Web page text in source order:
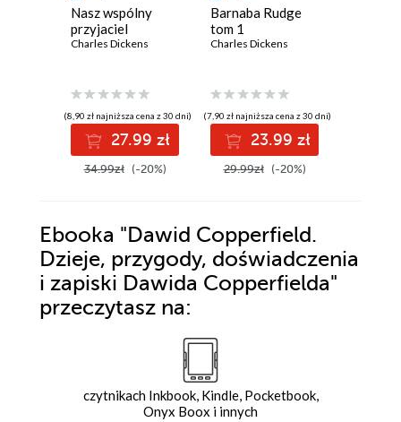
Nasz wspólny
przyjaciel
Charles Dickens
(8,90 zł najniższa cena z 30 dni)
27.99 zł
34.99zł (-20%)
Barnaba Rudge
tom 1
Charles Dickens
(7,90 zł najniższa cena z 30 dni)
23.99 zł
29.99zł (-20%)
Ebooka "Dawid Copperfield.
Dzieje, przygody, doświadczenia
i zapiski Dawida Copperfielda"
przeczytasz na:
czytnikach Inkbook, Kindle, Pocketbook,
Onyx Boox i innych